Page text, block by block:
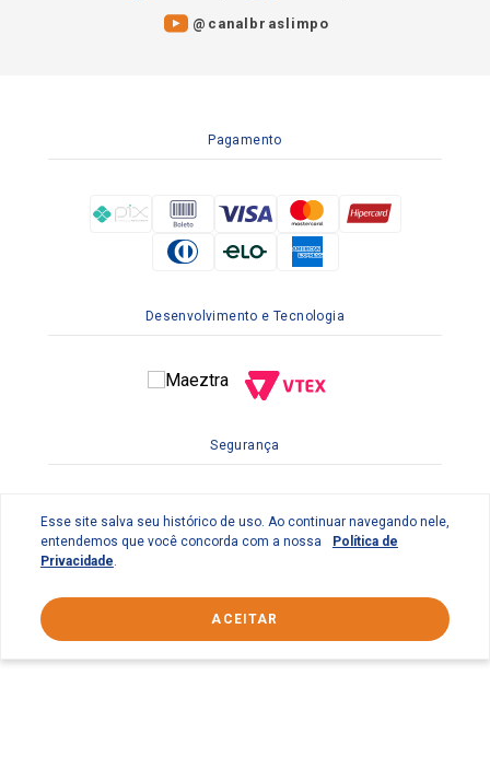
@canalbraslimpo​
Pagamento
Desenvolvimento e Tecnologia
Segurança
Esse site salva seu histórico de uso. Ao continuar navegando nele,
entendemos que você concorda com a nossa
Política de
Privacidade.
ACEITAR